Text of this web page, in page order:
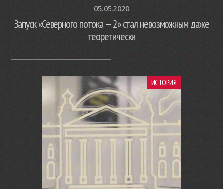
05.05.2020
Запуск «Северного потока — 2» стал невозможным даже
теоретически
ИСТОРИЯ